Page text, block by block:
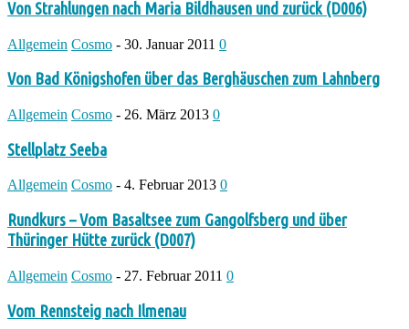
Von Strahlungen nach Maria Bildhausen und zurück (D006)
Allgemein Cosmo - 30. Januar 2011 0
Von Bad Königshofen über das Berghäuschen zum Lahnberg
Allgemein Cosmo - 26. März 2013 0
Stellplatz Seeba
Allgemein Cosmo - 4. Februar 2013 0
Rundkurs – Vom Basaltsee zum Gangolfsberg und über
Thüringer Hütte zurück (D007)
Allgemein Cosmo - 27. Februar 2011 0
Vom Rennsteig nach Ilmenau